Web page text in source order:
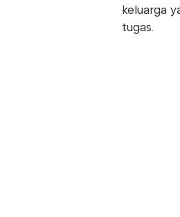
keluarga
tugas.